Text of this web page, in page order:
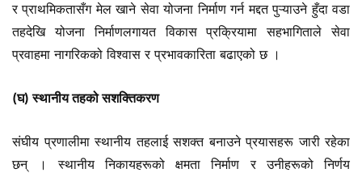
र प्राथमिकतासँग मेल खाने सेवा योजना निर्माण गर्न मद्दत पुऱ्याउने हुँदा वडा
तहदेखि योजना निर्माणलगायत विकास प्रक्रियामा सहभागिताले सेवा
प्रवाहमा नागरिकको विश्वास र प्रभावकारिता बढाएको छ ।
(घ) स्थानीय तहको सशक्तिकरण
संघीय प्रणालीमा स्थानीय तहलाई सशक्त बनाउने प्रयासहरू जारी रहेका
छन् । स्थानीय निकायहरूको क्षमता निर्माण र उनीहरूको निर्णय